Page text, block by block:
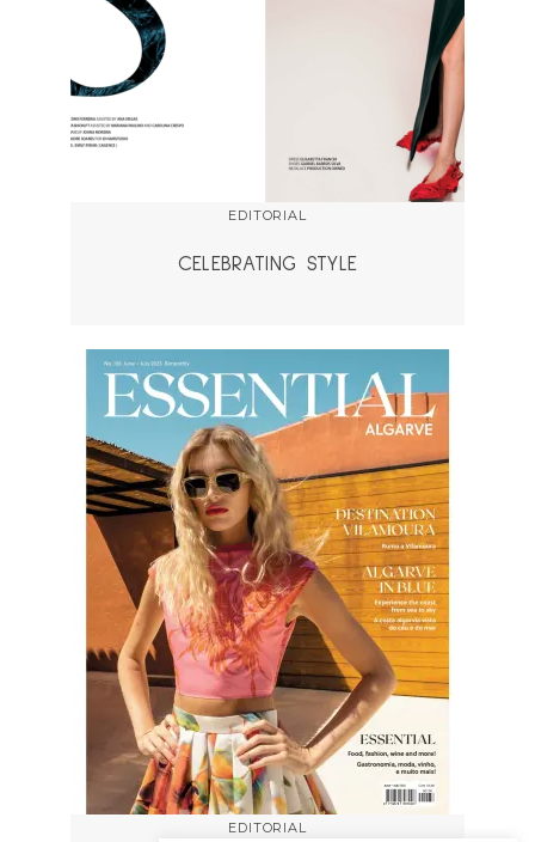
EDITORIAL
CELEBRATING STYLE
EDITORIAL